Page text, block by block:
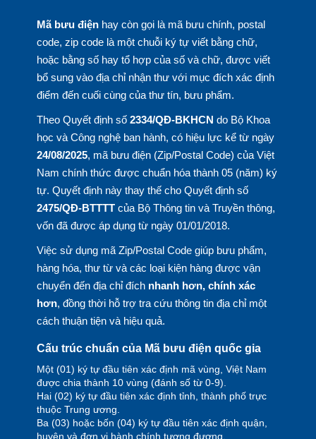
Mã bưu điệnhay còn gọi là mã bưu chính, postal
code, zip code là một chuỗi ký tự viết bằng chữ,
hoặc bằng số hay tổ hợp của số và chữ, được viết
bổ sung vào địa chỉ nhận thư với mục đích xác định
điểm đến cuối cùng của thư tín, bưu phẩm.
Theo Quyết định số 2334/QĐ-BKHCN do Bộ Khoa
học và Công nghệ ban hành, có hiệu lực kể từ ngày
24/08/2025, mã bưu điện (Zip/Postal Code) của Việt
Nam chính thức được chuẩn hóa thành 05 (năm) ký
tự. Quyết định này thay thế cho Quyết định số
2475/QĐ-BTTTTcủa Bộ Thông tin và Truyền thông,
vốn đã được áp dụng từ ngày 01/01/2018.
Việc sử dụng mã Zip/Postal Code giúp bưu phẩm,
hàng hóa, thư từ và các loại kiện hàng được vận
chuyển đến địa chỉ đích nhanh hơn, chính xác
hơn, đồng thời hỗ trợ tra cứu thông tin địa chỉ một
cách thuận tiện và hiệu quả.
Cấu trúc chuẩn của Mã bưu điện quốc gia
Một (01) ký tự đầu tiên xác định mã vùng, Việt Nam
được chia thành 10 vùng (đánh số từ 0-9).
Hai (02) ký tự đầu tiên xác định tỉnh, thành phố trực
thuộc Trung ương.
Ba (03) hoặc bốn (04) ký tự đầu tiên xác định quận,
huyện và đơn vị hành chính tương đương.